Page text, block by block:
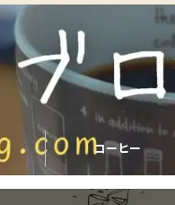
コーヒー